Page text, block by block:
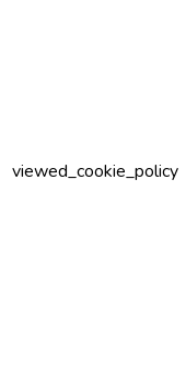
viewed_cookie_policy